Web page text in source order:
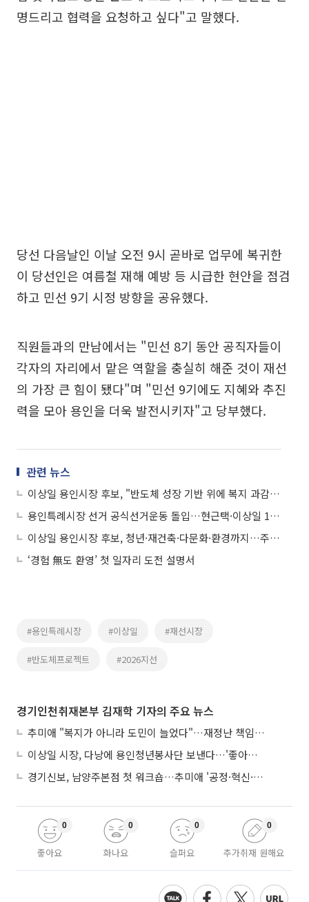
명드리고 협력을 요청하고 싶다"고 말했다.
당선 다음날인 이날 오전 9시 곧바로 업무에 복귀한
이 당선인은 여름철 재해 예방 등 시급한 현안을 점검
하고 민선 9기 시정 방향을 공유했다.
직원들과의 만남에서는 "민선 8기 동안 공직자들이
각자의 자리에서 맡은 역할을 충실히 해준 것이 재선
의 가장 큰 힘이 됐다"며 "민선 9기에도 지혜와 추진
력을 모아 용인을 더욱 발전시키자"고 당부했다.
관련 뉴스
이상일 용인시장 후보, "반도체 성장 기반 위에 복지 과감히 투자"
용인특례시장 선거 공식선거운동 돌입…현근택·이상일 13일 열전
이상일 용인시장 후보, 청년·재건축·다문화·환경까지…주말 4개 현장 종횡무진
‘경험 無도 환영’ 첫 일자리 도전 설명서
#용인특례시장 #이상일 #재선시장
#반도체프로젝트 #2026지선
경기인천취재본부 김재학 기자의 주요 뉴스
추미애 "복지가 아니라 도민이 늘었다"…재정난 책임론 정면돌파
이상일 시장, 다낭에 용인청년봉사단 보낸다…'좋아용 거리' 만든다
경기신보, 남양주본점 첫 워크숍…추미애 '공정·혁신·포용' 전면 반영
좋아요
0
화나요
0
슬퍼요
0
추가취재 원해요
0